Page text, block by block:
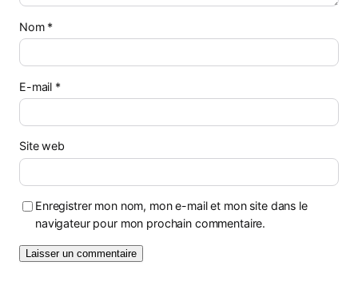
Nom *
E-mail *
Site web
Enregistrer mon nom, mon e-mail et mon site dans le
navigateur pour mon prochain commentaire.